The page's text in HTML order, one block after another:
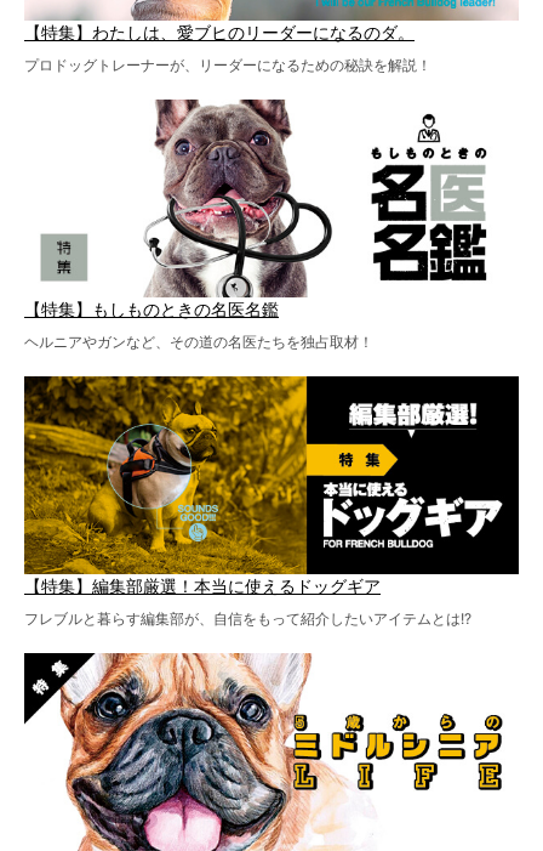
【特集】わたしは、愛ブヒのリーダーになるのダ。
プロドッグトレーナーが、リーダーになるための秘訣を解説！
【特集】もしものときの名医名鑑
ヘルニアやガンなど、その道の名医たちを独占取材！
【特集】編集部厳選！本当に使えるドッグギア
フレブルと暮らす編集部が、自信をもって紹介したいアイテムとは!?